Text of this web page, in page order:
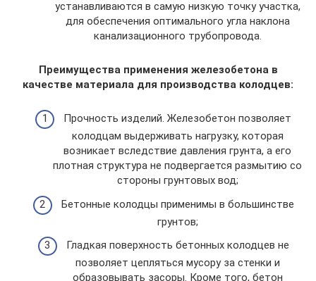
устанавливаются в самую низкую точку участка,
для обеспечения оптимального угла наклона
канализационного трубопровода.
Преимущества применения железобетона в
качестве материала для производства колодцев:
Прочность изделий. Железобетон позволяет
колодцам выдерживать нагрузку, которая
возникает вследствие давления грунта, а его
плотная структура не подвергается размытию со
стороны грунтовых вод;
Бетонные колодцы применимы в большинстве
грунтов;
Гладкая поверхность бетонных колодцев не
позволяет цепляться мусору за стенки и
образовывать засоры. Кроме того, бетон